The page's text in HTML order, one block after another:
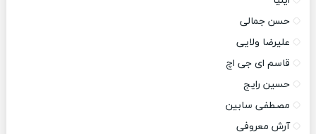
حسن جمالی
علیرضا ولایی
قاسم ای جی اچ
حسین رایج
مصطفی سابین
آرش معروفی